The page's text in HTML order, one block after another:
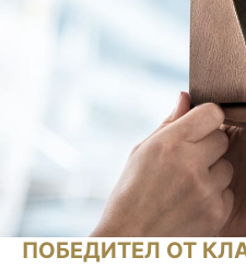
ПОБЕДИТЕЛ ОТ